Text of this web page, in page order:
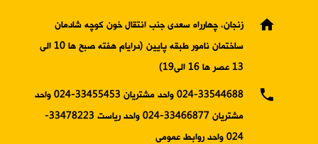
home
زنجان، چهارراه سعدی جنب انتقال خون کوچه شادمان
ساختمان نامور طبقه پایین (درایام هفته صبح ها 10 الی
13 عصر ها 16 الی19)
phone
024-33544688 واحد مشتریان 33455453-024 واحد
مشتریان 33466877-024 واحد ریاست 33478223-
024 واحد روابط عمومی